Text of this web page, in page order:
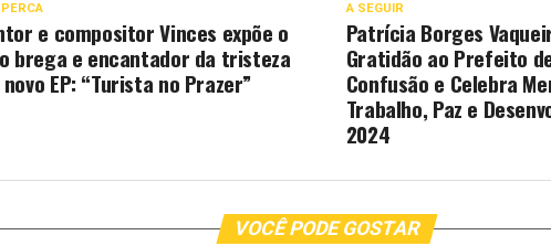
A SEGUIR
Patrícia Borges
Gratidão ao Prefeito
Confusão e Celebra
Trabalho, Paz e
2024
e compositor Vinces expõe o
brega e encantador da tristeza
EP: “Turista no Prazer”
VOCÊ PODE GOSTAR